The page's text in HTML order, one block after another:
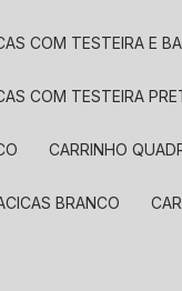
COM TESTEIRA E
COM TESTEIRA
CARRINHO
BRANCO